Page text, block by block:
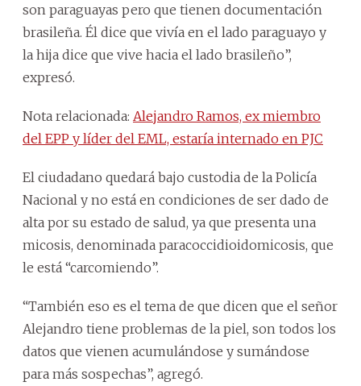
son paraguayas pero que tienen documentación
brasileña. Él dice que vivía en el lado paraguayo y
la hija dice que vive hacia el lado brasileño”,
expresó.
Nota relacionada: Alejandro Ramos, ex miembro
del EPP y líder del EML, estaría internado en PJC
El ciudadano quedará bajo custodia de la Policía
Nacional y no está en condiciones de ser dado de
alta por su estado de salud, ya que presenta una
micosis, denominada paracoccidioidomicosis, que
le está “carcomiendo”.
“También eso es el tema de que dicen que el señor
Alejandro tiene problemas de la piel, son todos los
datos que vienen acumulándose y sumándose
para más sospechas”, agregó.